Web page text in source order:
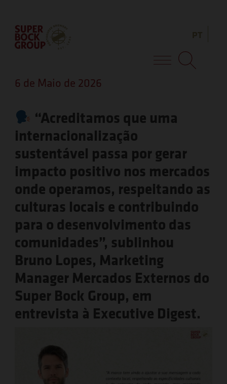
este
site
acessibilidade.
content
6 de Maio de 2026
“Acreditamos que uma
internacionalização
sustentável passa por gerar
impacto positivo nos mercados
onde operamos, respeitando as
culturas locais e contribuindo
para o desenvolvimento das
comunidades”, sublinhou
Bruno Lopes, Marketing
Manager Mercados Externos do
Super Bock Group, em
entrevista à Executive Digest.